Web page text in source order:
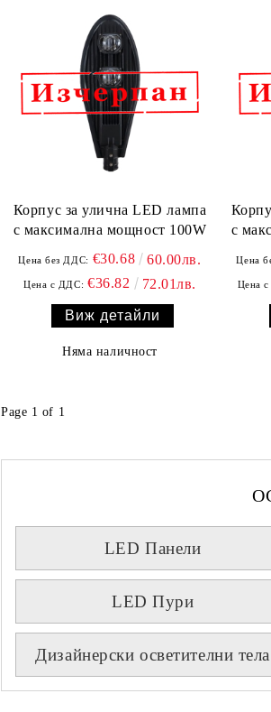
Корпус за улична LED лампа
с максимална мощност 100W
Цена без ДДС: €30.68 60.00лв.
Цена с ДДС: €36.82 72.01лв.
Виж детайли
Няма наличност
с
Цена
Цена
Page 1 of 1
LED Панели
LED Пури
Дизайнерски осветителни тела